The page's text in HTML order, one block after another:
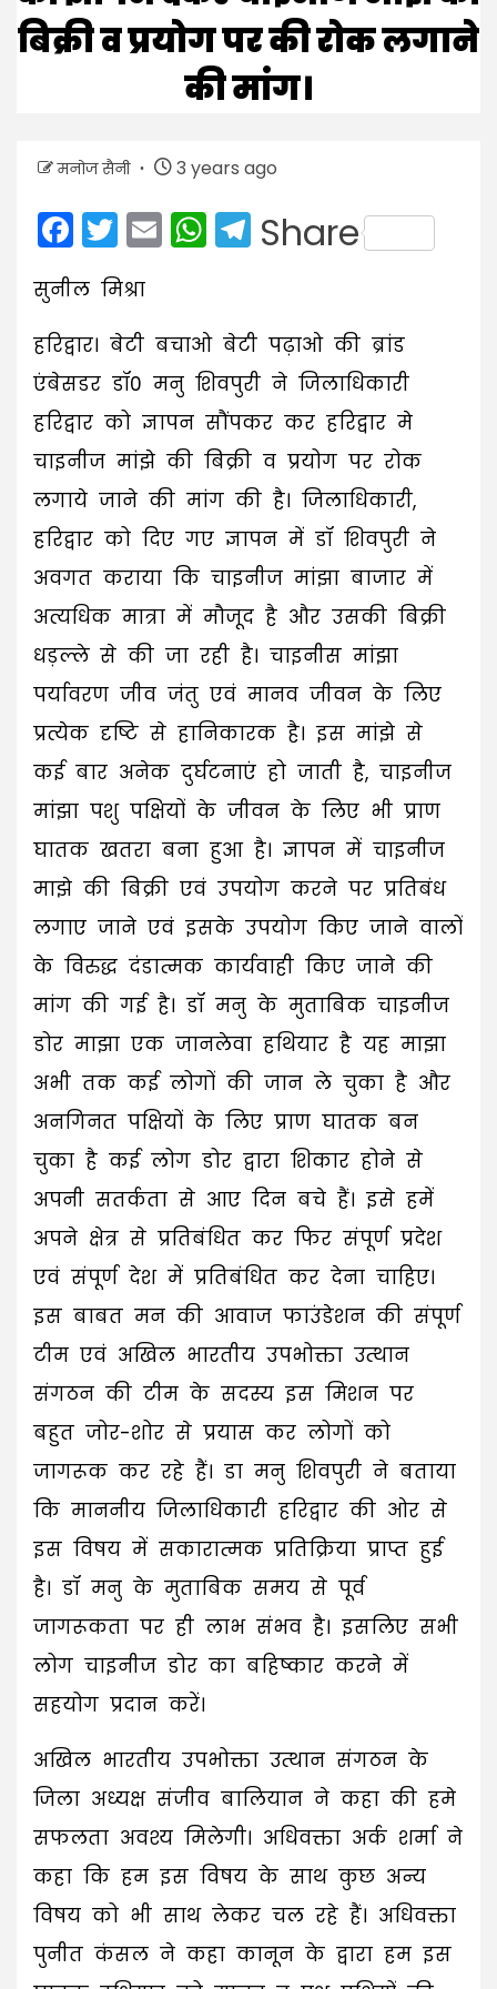
बिक्री व प्रयोग पर की रोक लगाने
की मांग।
मनोज सैनी 3 years ago
Facebook
Twitter
EmailWhatsApp
Telegram
Share
सुनील मिश्रा
हरिद्वार। बेटी बचाओ बेटी पढ़ाओ की ब्रांड
एंबेसडर डॉ0 मनु शिवपुरी ने जिलाधिकारी
हरिद्वार को ज्ञापन सौंपकर कर हरिद्वार मे
चाइनीज मांझे की बिक्री व प्रयोग पर रोक
लगाये जाने की मांग की है। जिलाधिकारी,
हरिद्वार को दिए गए ज्ञापन में डॉ शिवपुरी ने
अवगत कराया कि चाइनीज मांझा बाजार में
अत्यधिक मात्रा में मौजूद है और उसकी बिक्री
धड़ल्ले से की जा रही है। चाइनीस मांझा
पर्यावरण जीव जंतु एवं मानव जीवन के लिए
प्रत्येक दृष्टि से हानिकारक है। इस मांझे से
कई बार अनेक दुर्घटनाएं हो जाती है, चाइनीज
मांझा पशु पक्षियों के जीवन के लिए भी प्राण
घातक खतरा बना हुआ है। ज्ञापन में चाइनीज
माझे की बिक्री एवं उपयोग करने पर प्रतिबंध
लगाए जाने एवं इसके उपयोग किए जाने वालों
के विरुद्ध दंडात्मक कार्यवाही किए जाने की
मांग की गई है। डॉ मनु के मुताबिक चाइनीज
डोर माझा एक जानलेवा हथियार है यह माझा
अभी तक कई लोगों की जान ले चुका है और
अनगिनत पक्षियों के लिए प्राण घातक बन
चुका है कई लोग डोर द्वारा शिकार होने से
अपनी सतर्कता से आए दिन बचे हैं। इसे हमें
अपने क्षेत्र से प्रतिबंधित कर फिर संपूर्ण प्रदेश
एवं संपूर्ण देश में प्रतिबंधित कर देना चाहिए।
इस बाबत मन की आवाज फाउंडेशन की संपूर्ण
टीम एवं अखिल भारतीय उपभोक्ता उत्थान
संगठन की टीम के सदस्य इस मिशन पर
बहुत जोर-शोर से प्रयास कर लोगों को
जागरूक कर रहे हैं। डा मनु शिवपुरी ने बताया
कि माननीय जिलाधिकारी हरिद्वार की ओर से
इस विषय में सकारात्मक प्रतिक्रिया प्राप्त हुई
है। डॉ मनु के मुताबिक समय से पूर्व
जागरूकता पर ही लाभ संभव है। इसलिए सभी
लोग चाइनीज डोर का बहिष्कार करने में
सहयोग प्रदान करें।
अखिल भारतीय उपभोक्ता उत्थान संगठन के
जिला अध्यक्ष संजीव बालियान ने कहा की हमे
सफलता अवश्य मिलेगी। अधिवक्ता अर्क शर्मा ने
कहा कि हम इस विषय के साथ कुछ अन्य
विषय को भी साथ लेकर चल रहे हैं। अधिवक्ता
पुनीत कंसल ने कहा कानून के द्वारा हम इस